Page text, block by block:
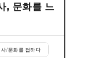
, 문화를 느
사/문화를 접하다